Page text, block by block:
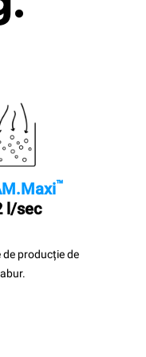
™
l/sec
producție de
abur.